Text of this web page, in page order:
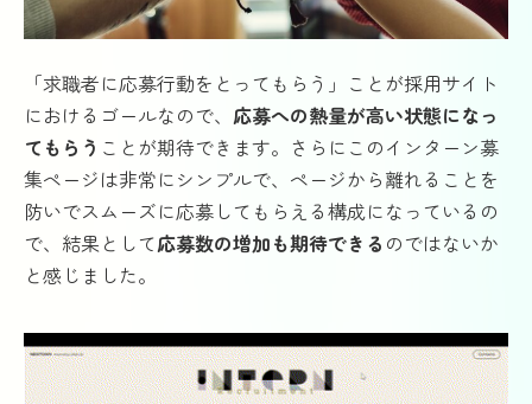
「求職者に応募行動をとってもらう」ことが採用サイト
におけるゴールなので、 応募への熱量が高い状態になっ
てもらう ことが期待できます。さらにこのインターン募
集ページは非常にシンプルで、ページから離れることを
防いでスムーズに応募してもらえる構成になっているの
で、結果として応募数の増加も期待できる のではないか
と感じました。